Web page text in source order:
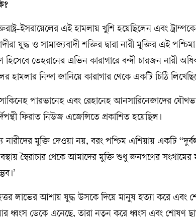
ইসরায়েলের এই হামলায় খুশি হয়েছিলেন এবং
যুদ্ধ ও সাম্রাজ্যবাদী শক্তির দ্বারা নারী মুক্তির এই পশ্চিমা
হিসেবে তেহরানের এভিন কারাগারে বন্দী চারজন নারী
হামলার নিন্দা জানিয়ে কারাগার থেকে একটি চিঠি
পারভানেহ এবং রেহানেহ আনসারিনেজাদের
ফিরাত নিউজ এজেন্সিতে প্রকাশিত হয়েছিল।
নারীদের মুক্তি দেওয়া নয়, বরং পশ্চিম এশিয়ায় একটি
স্বৈরাচার থেকে আমাদের মুক্তি শুধু জনগণের সংগ্রামের
লাভের আশায় যুদ্ধ উসকে দিয়ে মানুষ হত্যা করে এবং
ধ্বংস ডেকে এনেছে, তারা নতুন করে ধ্বংস এবং শোষণ